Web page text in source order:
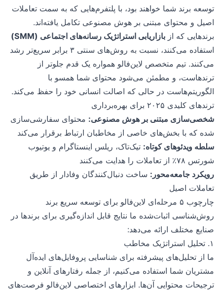
توسعه برند شما خواهند بود، با پلتفرم‌هایی که به سمت تعاملات
اصیل و محتوای مبتنی بر هوش مصنوعی تکامل یافته‌اند.
برندهایی که ازبازاریابی استراتژیک رسانه‌های اجتماعی (SMM)
استفاده می‌کنند، نسبت به روش‌های سنتی ۳ برابر سریع‌تر رشد
می‌کنند. تیم متخصص لاین‌فالو همواره یک قدم جلوتر از
ترندهاست، و مطمئن می‌شود محتوای شما همسو با
الگوریتم‌هاست در حالی که اصالت انسانی خود را حفظ می‌کند.
ترندهای کلیدی ۲۰۲۵ برای بهره‌برداری
شخصی‌سازی مبتنی بر هوش مصنوعی: محتوای سفارشی‌سازی
شده که با بخش‌های خاصی از مخاطبان ارتباط برقرار می‌کند
سلطه ویدئوهای کوتاه: تیک‌تاک، ریلس اینستاگرام و یوتیوب
شورتس ۷۸٪ از تعاملات را هدایت می‌کنند
رویکرد جامعه‌محور: ساخت دنبال‌کنندگان وفادار از طریق
تعاملات اصیل
چارچوب ۵ مرحله‌ای لاین‌فالو برای توسعه سریع برند
روش‌شناسی اثبات‌شده ما نتایج قابل اندازه‌گیری برای برندها در
صنایع مختلف ارائه می‌دهد:
۱. تحلیل استراتژیک مخاطب
ما از تحلیل‌های پیشرفته برای شناسایی پروفایل‌های ایده‌آل
مشتریان شما استفاده می‌کنیم، از جمله رفتارهای آنلاین و
ترجیحات محتوایی آن‌ها. ابزارهای اختصاصی لاین‌فالو فرصت‌های